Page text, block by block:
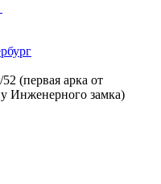
(первая арка от
Инженерного замка)